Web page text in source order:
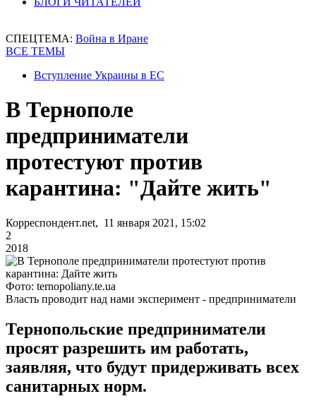
СПЕЦТЕМА: Война в Иране
ВСЕ ТЕМЫ
Вступление Украины в ЕС
В Тернополе
предприниматели
протестуют против
карантина: "Дайте жить"
Корреспондент.net, 11 января 2021, 15:02
2
2018
Фото: ternopoliany.te.ua
Власть проводит над нами эксперимент - предприниматели
Тернопольские предприниматели
просят разрешить им работать,
заявляя, что будут придерживать всех
санитарных норм.